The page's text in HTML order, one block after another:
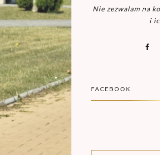
Nie zezwalam na
i
FACEBOOK